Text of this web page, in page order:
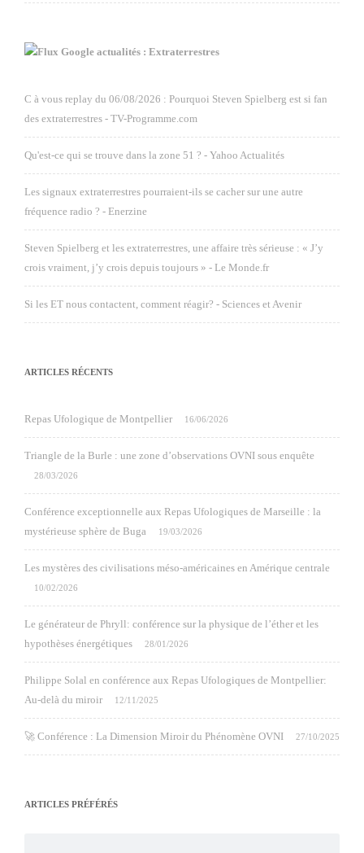
Google actualités : Extraterrestres
C à vous replay du 06/08/2026 : Pourquoi Steven Spielberg est si fan
des extraterrestres - TV-Programme.com
Qu'est-ce qui se trouve dans la zone 51 ? - Yahoo Actualités
Les signaux extraterrestres pourraient-ils se cacher sur une autre
fréquence radio ? - Enerzine
Steven Spielberg et les extraterrestres, une affaire très sérieuse : « J’y
crois vraiment, j’y crois depuis toujours » - Le Monde.fr
Si les ET nous contactent, comment réagir? - Sciences et Avenir
ARTICLES RÉCENTS
Repas Ufologique de Montpellier 16/06/2026
Triangle de la Burle : une zone d’observations OVNI sous enquête
28/03/2026
Conférence exceptionnelle aux Repas Ufologiques de Marseille : la
mystérieuse sphère de Buga
19/03/2026
Les mystères des civilisations méso-américaines en Amérique centrale
10/02/2026
Le générateur de Phryll: conférence sur la physique de l’éther et les
hypothèses énergétiques
28/01/2026
Philippe Solal en conférence aux Repas Ufologiques de Montpellier:
Au-delà du miroir
12/11/2025
🚀 Conférence : La Dimension Miroir du Phénomène OVNI 27/10/2025
ARTICLES PRÉFÉRÉS